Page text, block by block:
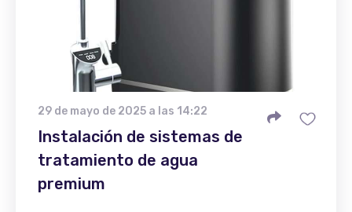
29 de mayo de 2025 a las 14:22
Instalación de sistemas de
tratamiento de agua
premium